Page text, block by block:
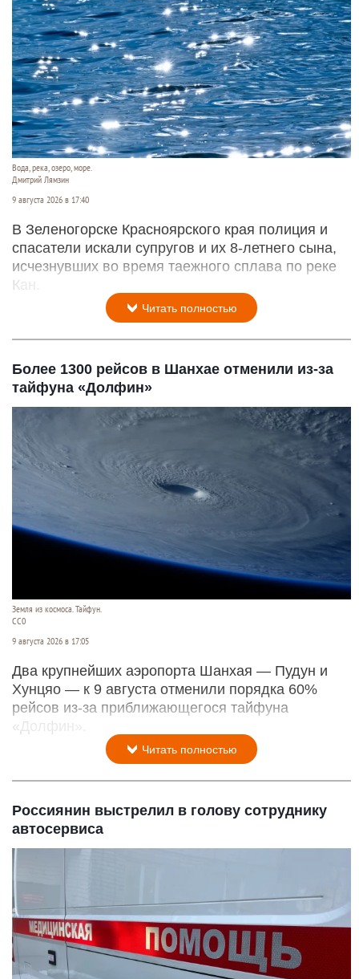
Вода, река, озеро, море.
Дмитрий Лямзин
9 августа 2026 в 17:40
В Зеленогорске Красноярского края полиция и
спасатели искали супругов и их 8-летнего сына,
исчезнувших во время таежного сплава по реке
Кан.
Читать полностью
Более 1300 рейсов в Шанхае отменили из-за
тайфуна «Долфин»
Земля из космоса. Тайфун.
СС0
9 августа 2026 в 17:05
Два крупнейших аэропорта Шанхая — Пудун и
Хунцяо — к 9 августа отменили порядка 60%
рейсов из-за приближающегося тайфуна
«Долфин».
Читать полностью
Россиянин выстрелил в голову сотруднику
автосервиса